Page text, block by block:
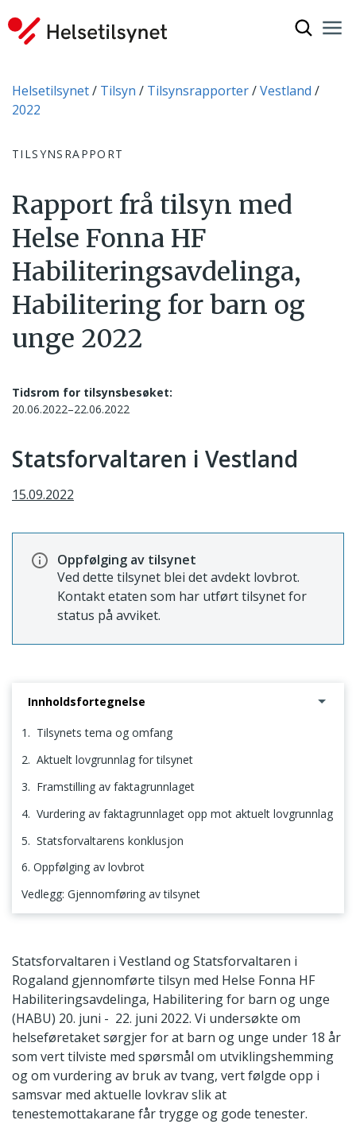
Du er her:
Helsetilsynet Tilsyn Tilsynsrapporter
Vestland
2022
TILSYNSRAPPORT
Rapport frå tilsyn med
Helse Fonna HF
Habiliteringsavdelinga,
Habilitering for barn og
unge 2022
Tidsrom for tilsynsbesøket:
20.06.2022–22.06.2022
Statsforvaltaren i Vestland
15.09.2022
Oppfølging av tilsynet
Ved dette tilsynet blei det avdekt lovbrot.
Kontakt etaten som har utført tilsynet for
status på avviket.
Innholdsfortegnelse
1. Tilsynets tema og omfang
2. Aktuelt lovgrunnlag for tilsynet
3. Framstilling av faktagrunnlaget
4. Vurdering av faktagrunnlaget opp mot aktuelt lovgrunnlag
5. Statsforvaltarens konklusjon
6. Oppfølging av lovbrot
Vedlegg: Gjennomføring av tilsynet
Statsforvaltaren i Vestland og Statsforvaltaren i
Rogaland gjennomførte tilsyn med Helse Fonna HF
Habiliteringsavdelinga, Habilitering for barn og unge
(HABU) 20. juni - 22. juni 2022. Vi undersøkte om
helseføretaket sørgjer for at barn og unge under 18 år
som vert tilviste med spørsmål om utviklingshemming
og om vurdering av bruk av tvang, vert følgde opp i
samsvar med aktuelle lovkrav slik at
tenestemottakarane får trygge og gode tenester.